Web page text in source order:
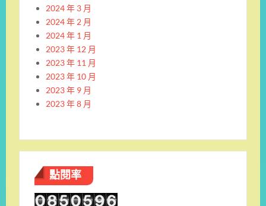
2024 年 3 月
2024 年 2 月
2024 年 1 月
2023 年 12 月
2023 年 11 月
2023 年 10 月
2023 年 9 月
2023 年 8 月
點閱率